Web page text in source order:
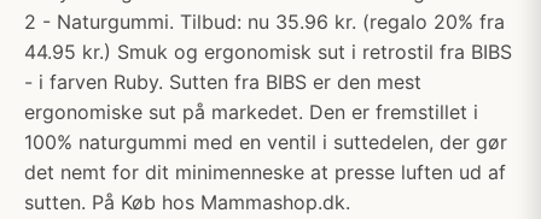
2 - Naturgummi. Tilbud: nu 35.96 kr. (regalo 20% fra
44.95 kr.) Smuk og ergonomisk sut i retrostil fra BIBS
- i farven Ruby. Sutten fra BIBS er den mest
ergonomiske sut på markedet. Den er fremstillet i
100% naturgummi med en ventil i suttedelen, der gør
det nemt for dit minimenneske at presse luften ud af
sutten. På Køb hos Mammashop.dk.